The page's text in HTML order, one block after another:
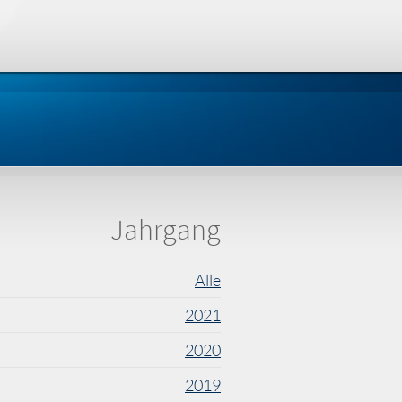
Jahrgang
Alle
2021
2020
2019